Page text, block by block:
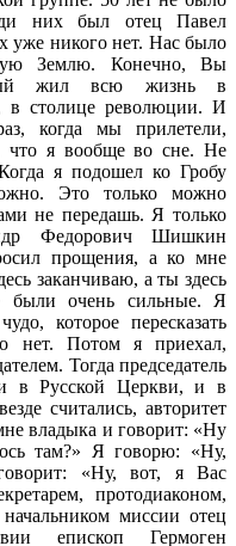
них был отец Павел
уже никого нет. Нас было
Землю. Конечно, Вы
жил всю жизнь в
в столице революции. И
когда мы прилетели,
что я вообще во сне. Не
я подошел ко Гробу
Это только можно
не передашь. Я только
Федорович Шишкин
прощения, а ко мне
заканчиваю, а ты здесь
были очень сильные. Я
которое пересказать
нет. Потом я приехал,
Тогда председатель
в Русской Церкви, и в
считались, авторитет
владыка и говорит: «Ну
там?» Я говорю: «Ну,
«Ну, вот, я Вас
протодиаконом,
миссии отец
епископ Гермоген